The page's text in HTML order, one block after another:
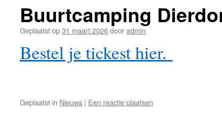
Buurtcamping
Geplaatst op31 maart 2026dooradmin
Bestel je tickest hier.
Geplaatst in Nieuws | Een reactie plaatsen